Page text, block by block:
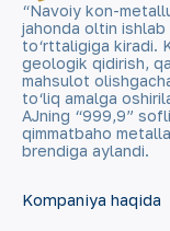
“Navoiy kon-
jahonda oltin ishlab
to‘rttaligiga kiradi.
geologik qidirish,
mahsulot
to‘liq amalga
AJning “999,9”
qimmatbaho
brendiga aylandi.
Kompaniya haqida